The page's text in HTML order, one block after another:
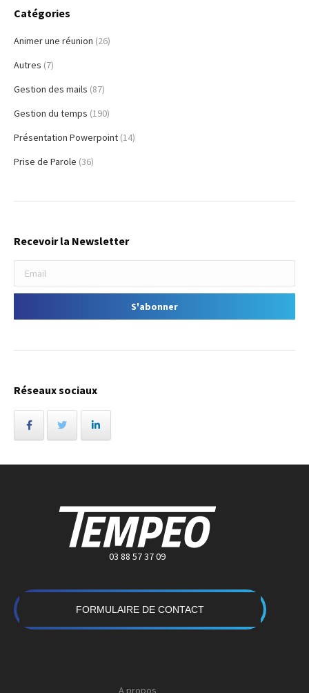
Catégories
Animer une réunion (26)
Autres (7)
Gestion des mails (87)
Gestion du temps (190)
Présentation Powerpoint (14)
Prise de Parole (36)
Recevoir la Newsletter
Réseaux sociaux
03 88 57 37 09
FORMULAIRE DE CONTACT